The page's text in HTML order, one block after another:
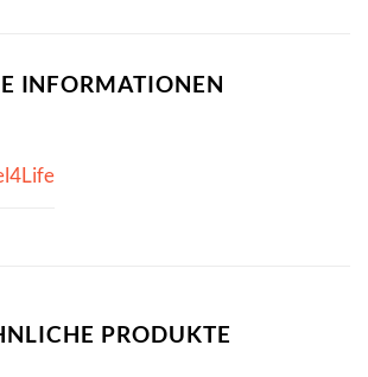
INFORMATIONEN
PRODUKTE